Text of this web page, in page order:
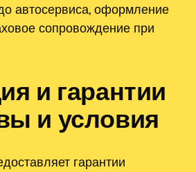
автосервиса, оформление
сопровождение при
и гарантии
и условия
гарантии